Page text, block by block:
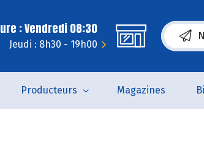
: Vendredi 08:30
Jeudi : 8h30 - 19h00 (s’ouvre
Producteurs Magazines